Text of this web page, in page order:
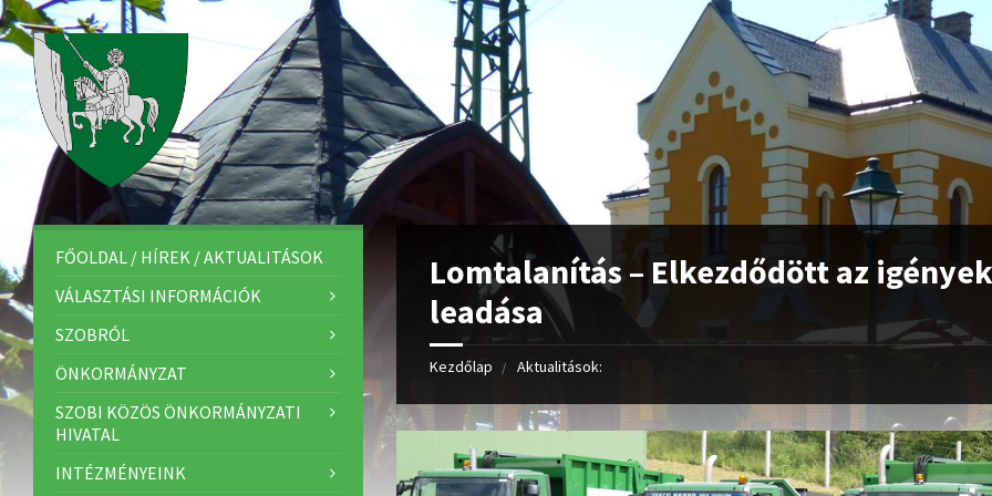
Lomtalanítás – Elkezdődött az
leadása
Kezdőlap Aktualitások:
FŐOLDAL / HÍREK / AKTUALITÁSOK
VÁLASZTÁSI INFORMÁCIÓK
SZOBRÓL
ÖNKORMÁNYZAT
SZOBI KÖZÖS ÖNKORMÁNYZATI
HIVATAL
INTÉZMÉNYEINK